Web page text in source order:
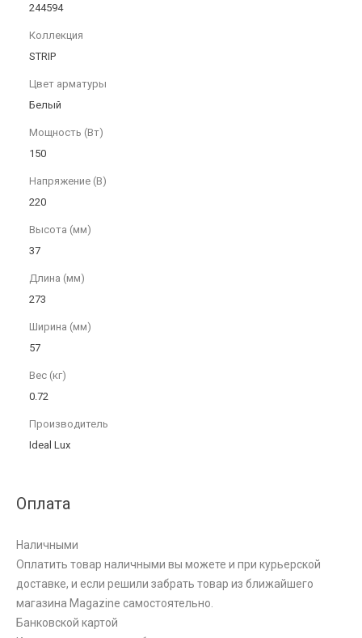
244594
Коллекция
STRIP
Цвет арматуры
Белый
Мощность (Вт)
150
Напряжение (В)
220
Высота (мм)
37
Длина (мм)
273
Ширина (мм)
57
Вес (кг)
0.72
Производитель
Ideal Lux
Оплата
Наличными
Оплатить товар наличными вы можете и при курьерской
доставке, и если решили забрать товар из ближайшего
магазина Magazine самоcтоятельно.
Банковской картой